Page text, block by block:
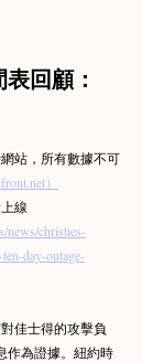
回顧：
站，所有數據不可
）
線
news/christies-
day-outage-
佳士得的攻擊負
作為證據。紐約時